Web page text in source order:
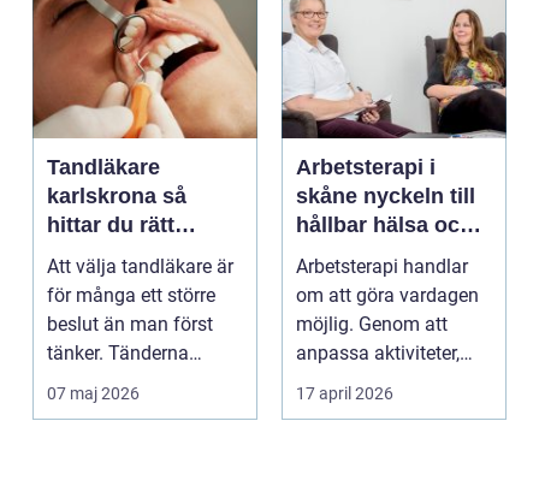
Tandläkare
karlskrona så
hittar du rätt
tandvård nära dig
Att välja tandläkare är
för många ett större
beslut än man först
tänker. Tänderna
påverkar hur vi må...
07 maj 2026
Arbetsterapi i
skåne nyckeln till
hållbar hälsa och
arbete
Arbetsterapi handlar
om att göra vardagen
möjlig. Genom att
anpassa aktiviteter,
miljö och hjälpmede...
17 april 2026